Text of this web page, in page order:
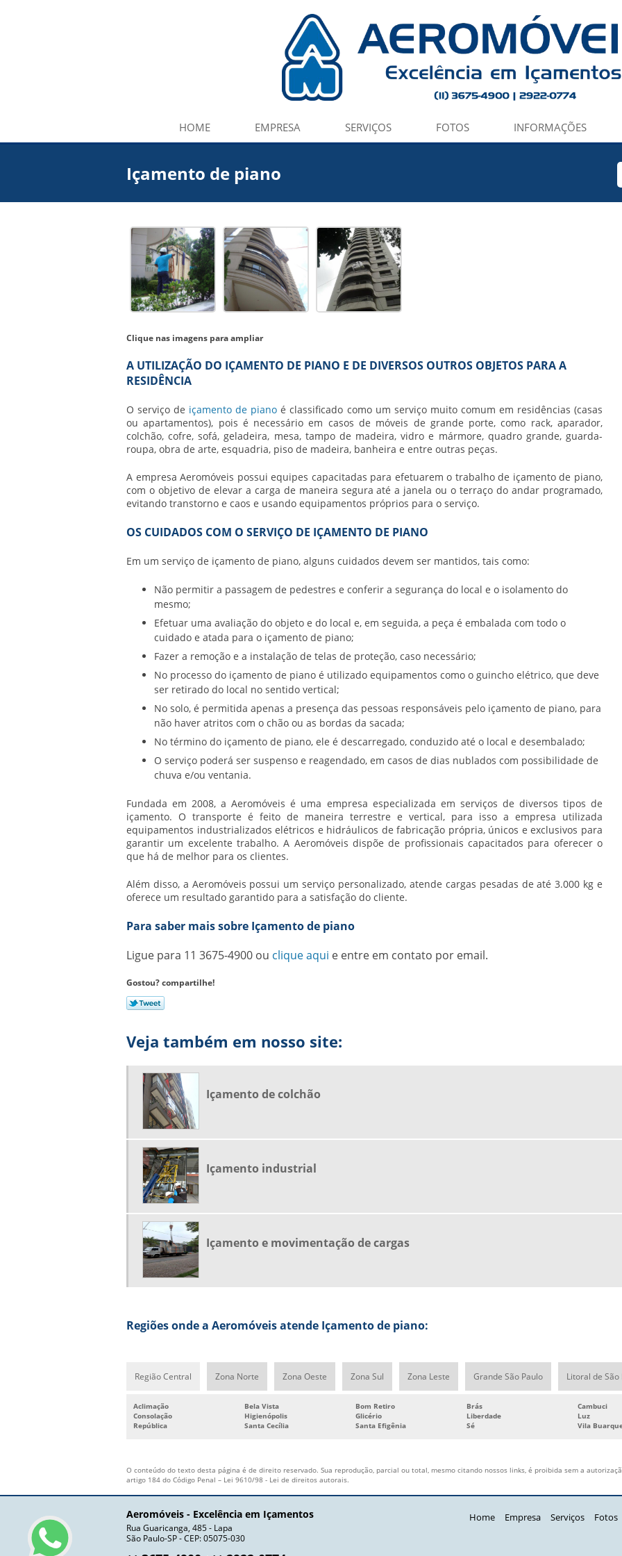
HOME EMPRESA SERVIÇOS FOTOS INFORMAÇÕES
Içamento de piano
Clique nas imagens para ampliar
A UTILIZAÇÃO DO IÇAMENTO DE PIANO E DE DIVERSOS OUTROS OBJETOS PARA A
RESIDÊNCIA
O serviço de içamento de piano é classificado como um serviço muito comum em residências (casas
ou apartamentos), pois é necessário em casos de móveis de grande porte, como rack, aparador,
colchão, cofre, sofá, geladeira, mesa, tampo de madeira, vidro e mármore, quadro grande, guarda-
roupa, obra de arte, esquadria, piso de madeira, banheira e entre outras peças.
A empresa Aeromóveis possui equipes capacitadas para efetuarem o trabalho de içamento de piano,
com o objetivo de elevar a carga de maneira segura até a janela ou o terraço do andar programado,
evitando transtorno e caos e usando equipamentos próprios para o serviço.
OS CUIDADOS COM O SERVIÇO DE IÇAMENTO DE PIANO
Em um serviço de içamento de piano, alguns cuidados devem ser mantidos, tais como:
Não permitir a passagem de pedestres e conferir a segurança do local e o isolamento do
mesmo;
Efetuar uma avaliação do objeto e do local e, em seguida, a peça é embalada com todo o
cuidado e atada para o içamento de piano;
Fazer a remoção e a instalação de telas de proteção, caso necessário;
No processo do içamento de piano é utilizado equipamentos como o guincho elétrico, que deve
ser retirado do local no sentido vertical;
No solo, é permitida apenas a presença das pessoas responsáveis pelo içamento de piano, para
não haver atritos com o chão ou as bordas da sacada;
No término do içamento de piano, ele é descarregado, conduzido até o local e desembalado;
O serviço poderá ser suspenso e reagendado, em casos de dias nublados com possibilidade de
chuva e/ou ventania.
Fundada em 2008, a Aeromóveis é uma empresa especializada em serviços de diversos tipos de
içamento. O transporte é feito de maneira terrestre e vertical, para isso a empresa utilizada
equipamentos industrializados elétricos e hidráulicos de fabricação própria, únicos e exclusivos para
garantir um excelente trabalho. A Aeromóveis dispõe de profissionais capacitados para oferecer o
que há de melhor para os clientes.
Além disso, a Aeromóveis possui um serviço personalizado, atende cargas pesadas de até 3.000 kg e
oferece um resultado garantido para a satisfação do cliente.
Para saber mais sobre Içamento de piano
Ligue para 11 3675-4900 ou clique aqui e entre em contato por email.
Gostou? compartilhe!
Veja também em nosso site:
Içamento de colchão
Içamento industrial
Içamento e movimentação de cargas
Regiões onde a Aeromóveis atende Içamento de piano:
Região Central Zona Norte Zona Oeste Zona Sul Zona Leste Grande São Paulo Litoral de São
Aclimação Bela Vista Bom Retiro Brás Cambuci
Consolação
Higienópolis Glicério Liberdade Luz
República
Santa Cecília Santa Efigênia Sé Vila
O conteúdo do texto desta página é de direito reservado. Sua reprodução, parcial ou total, mesmo citando nossos links, é proibida sem a
artigo 184 do Código Penal – Lei 9610/98 - Lei de direitos autorais.
Aeromóveis - Excelência em Içamentos
Rua Guaricanga, 485 - Lapa
São Paulo-SP - CEP: 05075-030
Home Empresa Serviços Fotos